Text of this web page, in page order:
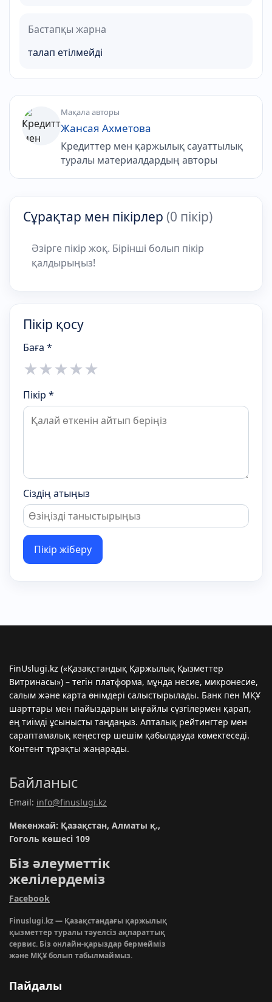
Бастапқы жарна
талап етілмейді
Мақала авторы
Жансая Ахметова
Кредиттер мен қаржылық сауаттылық
туралы материалдардың авторы
Сұрақтар мен пікірлер (0 пікір)
Әзірге пікір жоқ. Бірінші болып пікір
қалдырыңыз!
Пікір қосу
Баға *
★★★★★
Пікір *
Сіздің атыңыз
Пікір жіберу
FinUslugi.kz («Қазақстандық Қаржылық Қызметтер
Витринасы») – тегін платформа, мұнда несие, микронесиe,
салым және карта өнімдері салыстырылады. Банк пен МҚҰ
шарттары мен пайыздарын ыңғайлы сүзгілермен қарап,
ең тиімді ұсынысты таңдаңыз. Апталық рейтингтер мен
сараптамалық кеңестер шешім қабылдауда көмектеседі.
Контент тұрақты жаңарады.
Байланыс
Email: info@finuslugi.kz
Мекенжай: Қазақстан, Алматы қ.,
Гоголь көшесі 109
Біз әлеуметтік
желілердеміз
Facebook
Finuslugi.kz — Қазақстандағы қаржылық
қызметтер туралы тәуелсіз ақпараттық
сервис. Біз онлайн-қарыздар бермейміз
және МҚҰ болып табылмаймыз.
Пайдалы